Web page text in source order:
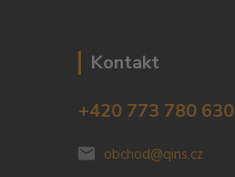
Kontakt
+420 773 780 630
obchod@qins.cz